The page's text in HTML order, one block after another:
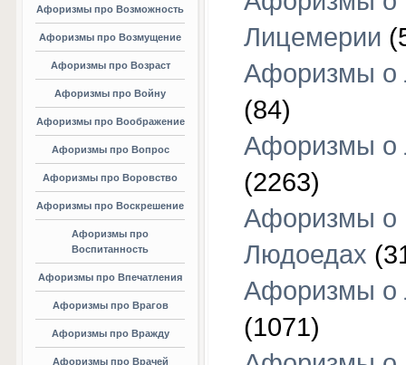
Афоризмы про Возможность
Афоризмы про Возмущение
Афоризмы про Возраст
Афоризмы про Войну
Афоризмы про Воображение
Афоризмы про Вопрос
Афоризмы про Воровство
Афоризмы про Воскрешение
Афоризмы про
Воспитанность
Афоризмы про Впечатления
Афоризмы про Врагов
Афоризмы про Вражду
Афоризмы про Врачей
Лицемерии
Афоризмы о
(84)
Афоризмы о
(2263)
Афоризмы о
Людоедах
Афоризмы о
(1071)